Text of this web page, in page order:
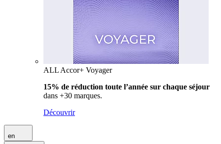
ALL Accor+ Voyager
15% de réduction toute l’année sur chaque séjour
dans +30 marques.
Découvrir
en